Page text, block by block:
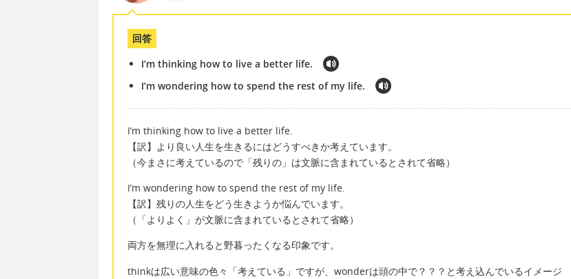
回答
I’m thinking how to live a better life.
I’m wondering how to spend the rest of my life.
I’m thinking how to live a better life.
【訳】より良い人生を生きるにはどうすべきか考えています。
（今まさに考えているので「残りの」は文脈に含まれているとされて省略）
I’m wondering how to spend the rest of my life.
【訳】残りの人生をどう生きようか悩んでいます。
（「よりよく」が文脈に含まれているとされて省略）
両方を無理に入れると野暮ったくなる印象です。
thinkは広い意味の色々「考えている」ですが、wonderは頭の中で？？？と考え込んでいるイメージ